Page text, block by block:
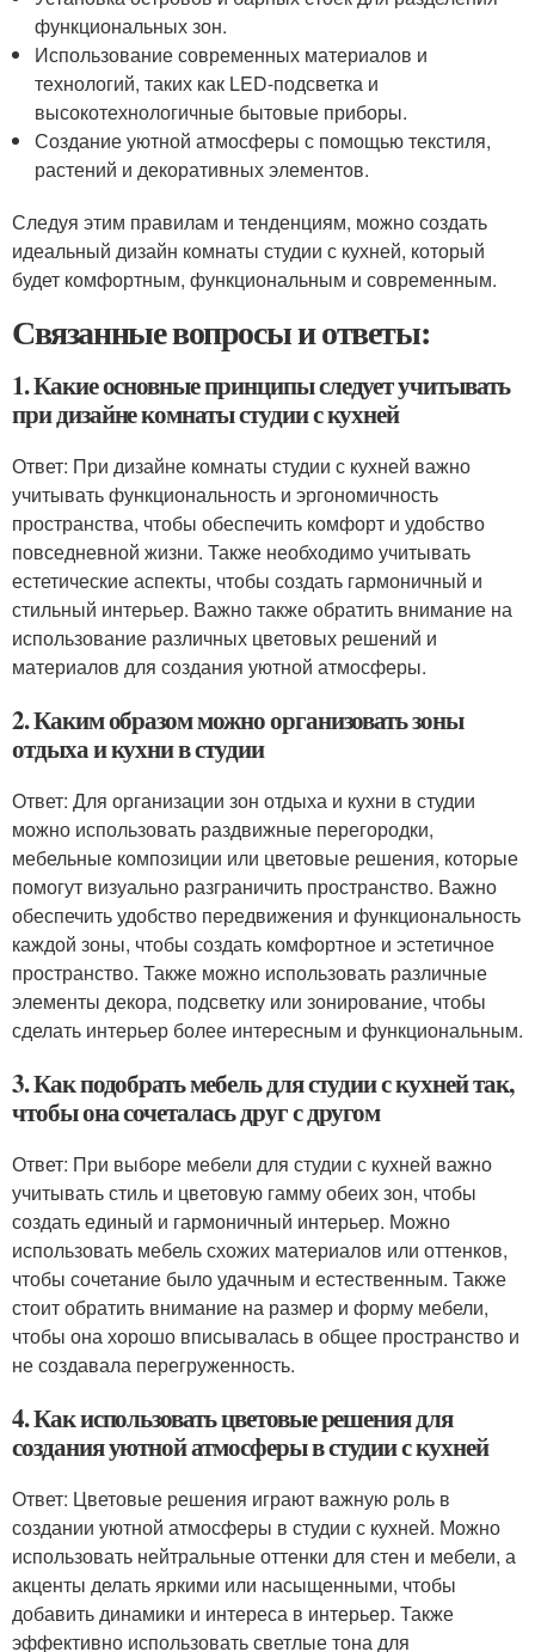
функциональных зон.
Использование современных материалов и
технологий, таких как LED-подсветка и
высокотехнологичные бытовые приборы.
Создание уютной атмосферы с помощью текстиля,
растений и декоративных элементов.
Следуя этим правилам и тенденциям, можно создать
идеальный дизайн комнаты студии с кухней, который
будет комфортным, функциональным и современным.
Связанные вопросы и ответы:
1. Какие основные принципы следует учитывать
при дизайне комнаты студии с кухней
Ответ: При дизайне комнаты студии с кухней важно
учитывать функциональность и эргономичность
пространства, чтобы обеспечить комфорт и удобство
повседневной жизни. Также необходимо учитывать
естетические аспекты, чтобы создать гармоничный и
стильный интерьер. Важно также обратить внимание на
использование различных цветовых решений и
материалов для создания уютной атмосферы.
2. Каким образом можно организовать зоны
отдыха и кухни в студии
Ответ: Для организации зон отдыха и кухни в студии
можно использовать раздвижные перегородки,
мебельные композиции или цветовые решения, которые
помогут визуально разграничить пространство. Важно
обеспечить удобство передвижения и функциональность
каждой зоны, чтобы создать комфортное и эстетичное
пространство. Также можно использовать различные
элементы декора, подсветку или зонирование, чтобы
сделать интерьер более интересным и функциональным.
3. Как подобрать мебель для студии с кухней так,
чтобы она сочеталась друг с другом
Ответ: При выборе мебели для студии с кухней важно
учитывать стиль и цветовую гамму обеих зон, чтобы
создать единый и гармоничный интерьер. Можно
использовать мебель схожих материалов или оттенков,
чтобы сочетание было удачным и естественным. Также
стоит обратить внимание на размер и форму мебели,
чтобы она хорошо вписывалась в общее пространство и
не создавала перегруженность.
4. Как использовать цветовые решения для
создания уютной атмосферы в студии с кухней
Ответ: Цветовые решения играют важную роль в
создании уютной атмосферы в студии с кухней. Можно
использовать нейтральные оттенки для стен и мебели, а
акценты делать яркими или насыщенными, чтобы
добавить динамики и интереса в интерьер. Также
эффективно использовать светлые тона для